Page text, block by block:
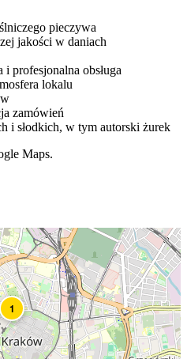
pieczywa
jakości w daniach
i profesjonalna obsługa
lokalu
zamówień
i słodkich, w tym autorski żurek
Maps.
1